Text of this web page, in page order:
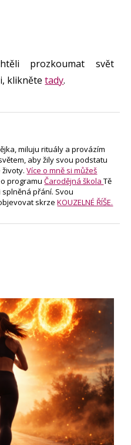
prozkoumat svět
kliknětetady.
miluju rituály a provázím
aby žily svou podstatu
životy.Více o mně si můžeš
programuČarodějná školaTě
přání. Svou
skrzeKOUZELNÉ ŘÍŠE.